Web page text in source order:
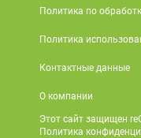
Политика по
Политика
Контактные данные
О компании
Этот сайт защищен
Политика